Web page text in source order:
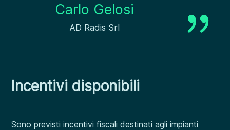
{
Carlo Gelosi
AD Radis Srl
Incentivi disponibili
Sono previsti incentivi fiscali destinati agli impianti